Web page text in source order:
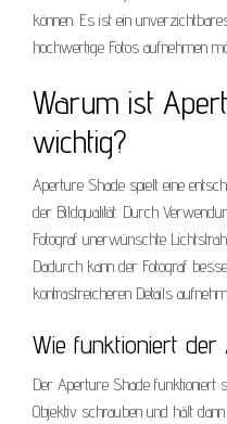
können. Es ist ein
hochwertige Fotos aufnehmen
Warum ist
wichtig?
Aperture Shade spielt eine
der Bildqualität. Durch
Fotograf unerwünschte
Dadurch kann der Fotograf
kontrastreicheren Details
Wie funktioniert
Der Aperture Shade funktioniert
Objektiv schrauben und hält